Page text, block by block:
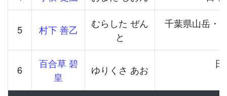
5 村下 善乙
むらした ぜん
と
千葉県山岳・
6
百合草 碧
皇
ゆりくさ あお